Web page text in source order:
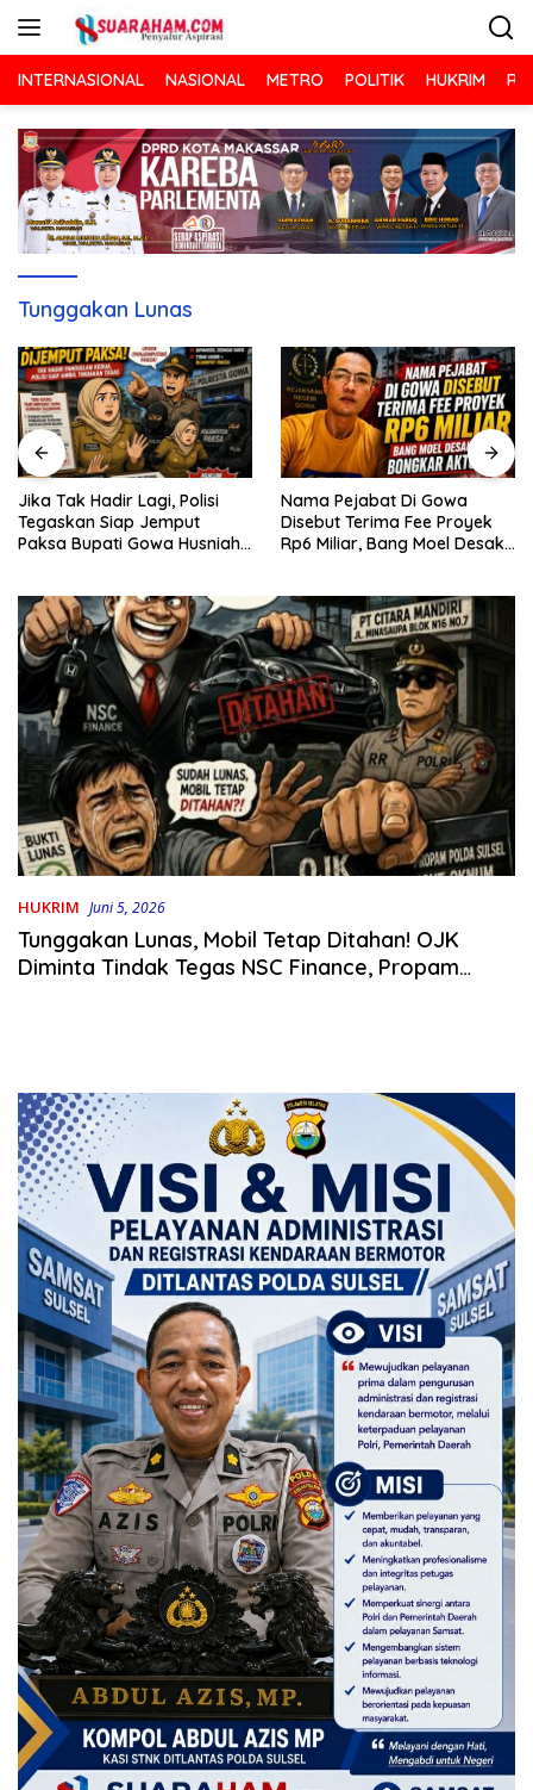
INTERNASIONAL NASIONAL METRO POLITIK HUKRIM
Tunggakan Lunas
Jika Tak Hadir Lagi, Polisi
Tegaskan Siap Jemput
Paksa Bupati Gowa Husniah
Nama Pejabat Di Gowa
Disebut Terima Fee Proyek
Rp6 Miliar, Bang Moel Desak
HUKRIM Juni 5, 2026
Tunggakan Lunas, Mobil Tetap Ditahan! OJK
Diminta Tindak Tegas NSC Finance, Propam